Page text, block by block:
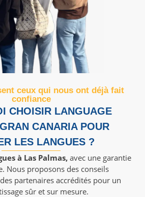
ceux qui nous ont déjà fait
confiance
CHOISIR LANGUAGE
CANARIA POUR
LES LANGUES ?
à Las Palmas,avec une garantie
Nous proposons des conseils
partenaires accrédités pour un
sûr et sur mesure.